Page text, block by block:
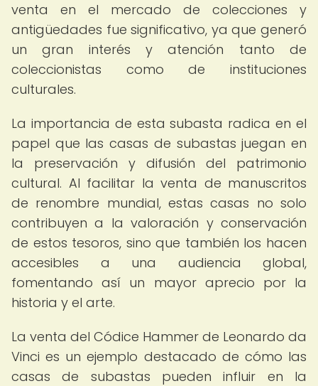
venta en el mercado de colecciones y
antigüedades fue significativo, ya que generó
un gran interés y atención tanto de
coleccionistas como de instituciones
culturales.
La importancia de esta subasta radica en el
papel que las casas de subastas juegan en
la preservación y difusión del patrimonio
cultural. Al facilitar la venta de manuscritos
de renombre mundial, estas casas no solo
contribuyen a la valoración y conservación
de estos tesoros, sino que también los hacen
accesibles a una audiencia global,
fomentando así un mayor aprecio por la
historia y el arte.
La venta del Códice Hammer de Leonardo da
Vinci es un ejemplo destacado de cómo las
casas de subastas pueden influir en la